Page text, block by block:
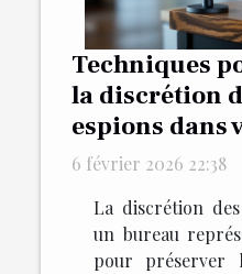
Techniques
la discrétion
espions dans
6 février 2026 22:38
La discrétion
un bureau
pour préserver